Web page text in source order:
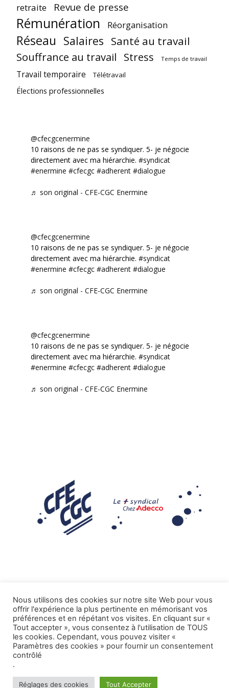
retraite Revue de presse
Rémunération Réorganisation
Réseau Salaires Santé au travail
Souffrance au travail Stress Temps de travail
Travail temporaire Télétravail
Élections professionnelles
@cfecgcenermine
10 raisons de ne pas se syndiquer. 5- je négocie
directement avec ma hiérarchie. #syndicat
#enermine #cfecgc #adherent #dialogue
♬ son original - CFE-CGC Enermine
@cfecgcenermine
10 raisons de ne pas se syndiquer. 5- je négocie
directement avec ma hiérarchie. #syndicat
#enermine #cfecgc #adherent #dialogue
♬ son original - CFE-CGC Enermine
@cfecgcenermine
10 raisons de ne pas se syndiquer. 5- je négocie
directement avec ma hiérarchie. #syndicat
#enermine #cfecgc #adherent #dialogue
♬ son original - CFE-CGC Enermine
Mentions légales
Tous droits réservés CFE-CGC ADECCO.
Nous utilisons des cookies sur notre site Web pour vous
offrir l'expérience la plus pertinente en mémorisant vos
préférences et en répétant vos visites. En cliquant sur «
Tout accepter », vous consentez à l'utilisation de TOUS
les cookies. Cependant, vous pouvez visiter «
Paramètres des cookies » pour fournir un consentement
contrôlé
.
Réglages des cookies Tout Accepter